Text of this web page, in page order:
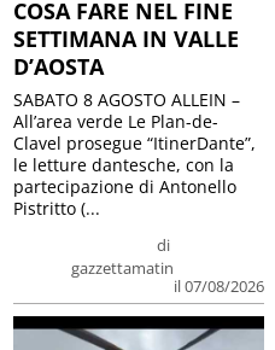
COSA FARE NEL FINE
SETTIMANA IN VALLE
D’AOSTA
di
gazzettamatin
il 07/08/2026
SABATO 8 AGOSTO ALLEIN –
All’area verde Le Plan-de-
Clavel prosegue “ItinerDante”,
le letture dantesche, con la
partecipazione di Antonello
Pistritto (...